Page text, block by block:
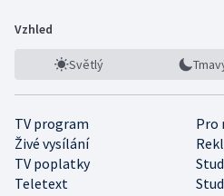
Vzhled
Světlý
TV program
Pro
Živé vysílání
TV poplatky
Teletext